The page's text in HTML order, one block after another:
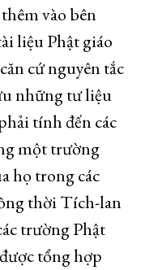
vào bên
liệu Phật giáo
cứ nguyên tắc
những tư liệu
tính đến các
một trường
họ trong các
thời Tích-lan
trường Phật
tổng hợp